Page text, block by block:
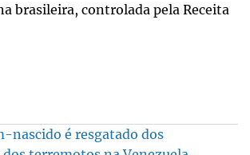
brasileira, controlada pela Receita
nascido é resgatado dos